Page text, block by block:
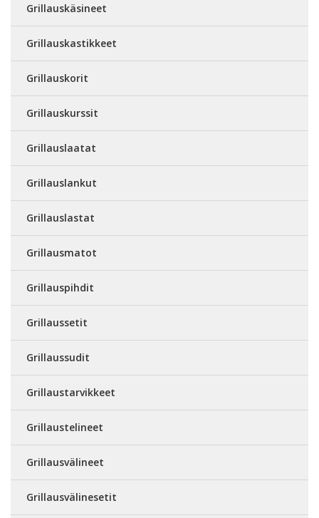
Grillauskäsineet
Grillauskastikkeet
Grillauskorit
Grillauskurssit
Grillauslaatat
Grillauslankut
Grillauslastat
Grillausmatot
Grillauspihdit
Grillaussetit
Grillaussudit
Grillaustarvikkeet
Grillaustelineet
Grillausvälineet
Grillausvälinesetit